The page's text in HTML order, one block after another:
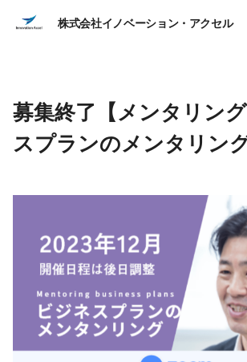
株式会社イノベーション・アクセル
募集終了【メンタリン
スプランのメンタリン